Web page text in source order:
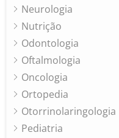
Neurologia
Nutrição
Odontologia
Oftalmologia
Oncologia
Ortopedia
Otorrinolaringologia
Pediatria